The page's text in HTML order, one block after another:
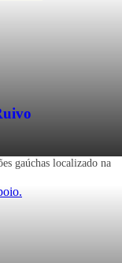
gaúchas localizado na